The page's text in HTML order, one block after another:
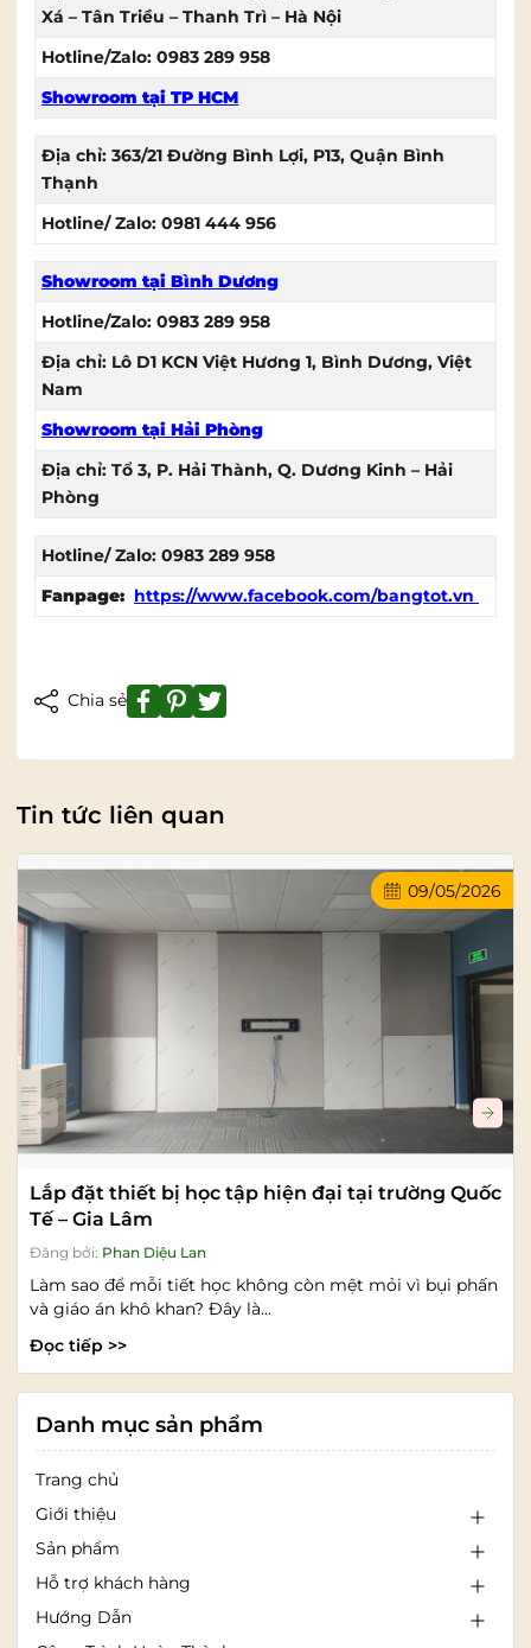
Xá – Tân Triều – Thanh Trì – Hà Nội
Hotline/Zalo: 0983 289 958
Showroom tại TP HCM
Địa chỉ: 363/21 Đường Bình Lợi, P13, Quận Bình
Thạnh
Hotline/ Zalo: 0981 444 956
Showroom tại Bình Dương
Hotline/Zalo: 0983 289 958
Địa chỉ: Lô D1 KCN Việt Hương 1, Bình Dương, Việt
Nam
Showroom tại Hải Phòng
Địa chỉ: Tổ 3, P. Hải Thành, Q. Dương Kinh – Hải
Phòng
Hotline/ Zalo: 0983 289 958
Fanpage: https://www.facebook.com/bangtot.vn
Chia sẻ
Tin tức liên quan
09/05/2026
Lắp đặt thiết bị học tập hiện đại tại trường Quốc
Tế – Gia Lâm
Đăng bởi: Phan Diệu Lan
Làm sao để mỗi tiết học không còn mệt mỏi vì bụi phấn
và giáo án khô khan? Đây là...
Đọc tiếp >>
Danh mục sản phẩm
Trang chủ
Giới thiệu
Sản phẩm
Hỗ trợ khách hàng
Hướng Dẫn